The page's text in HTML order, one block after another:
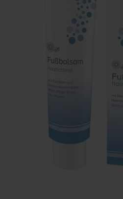
Voetverzorging
Diverse pedicure producten
Praktijk benodigdheden
Cursussen